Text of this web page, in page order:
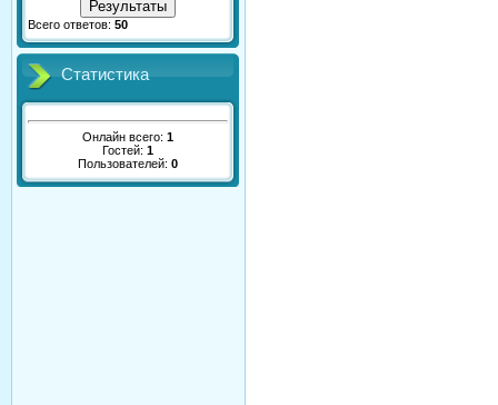
Результаты
Всего ответов: 50
Статистика
Онлайн всего: 1
Гостей: 1
Пользователей: 0